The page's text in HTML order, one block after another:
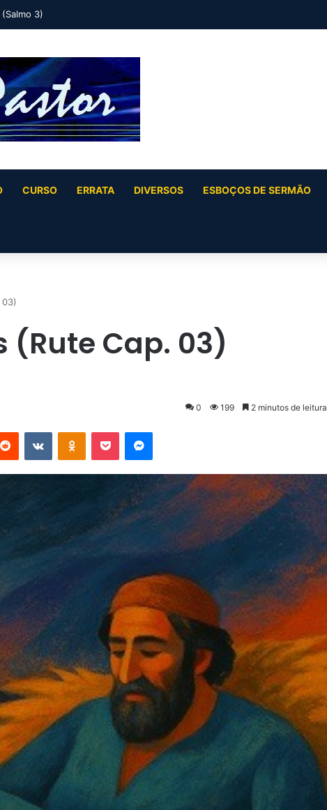
te gerei (Salmo 2)
CURSO ERRATA DIVERSOS ESBOÇOS DE SERMÃO
03)
(Rute Cap. 03)
0 199 2 minutos de leitura
Reddit VK OK Pocket Messenger